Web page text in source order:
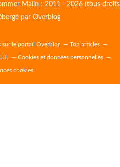
Malin : 2011 - 2026 (tous droits
par Overblog
sur le portail Overblog Top articles
Cookies et données personnelles
cookies